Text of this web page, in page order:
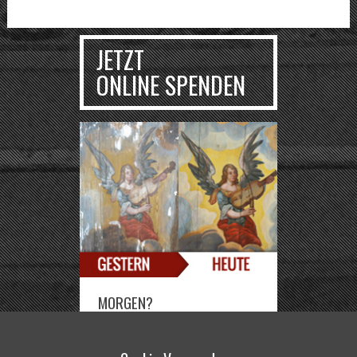
JETZT
ONLINE SPENDEN
MORGEN?
Sie können die Deutsch-